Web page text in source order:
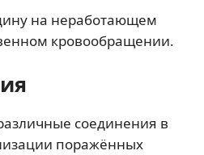
на неработающем
кровообращении.
соединения в
поражённых